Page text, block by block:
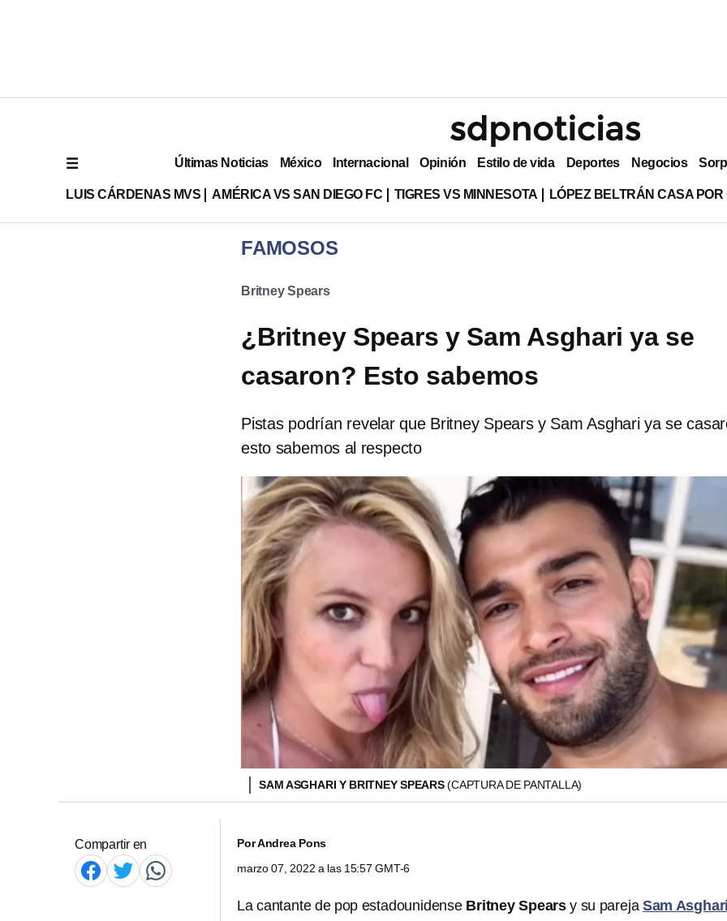
Últimas Noticias México Internacional Opinión Estilo de vida Deportes Negocios
LUIS CÁRDENAS MVS AMÉRICA VS SAN DIEGO FC TIGRES VS MINNESOTA LÓPEZ BELTRÁN CASA
FAMOSOS
Britney Spears
¿Britney Spears y Sam Asghari ya se
casaron? Esto sabemos
Pistas podrían revelar que Britney Spears y Sam Asghari ya se
esto sabemos al respecto
SAM ASGHARI Y BRITNEY SPEARS(CAPTURA DE PANTALLA)
Compartir en PorAndrea Pons
marzo 07, 2022 a las 15:57 GMT-6
La cantante de pop estadounidense Britney Spearsy su pareja Sam